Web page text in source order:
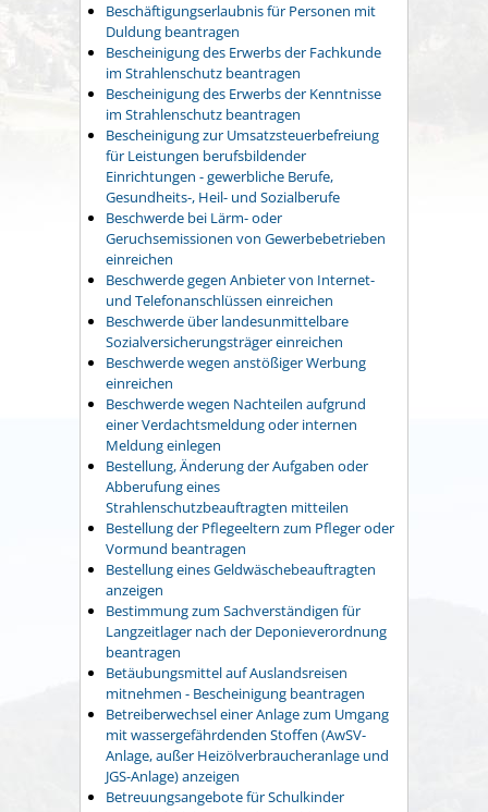
Beschäftigungserlaubnis für Personen mit
Duldung beantragen
Bescheinigung des Erwerbs der Fachkunde
im Strahlenschutz beantragen
Bescheinigung des Erwerbs der Kenntnisse
im Strahlenschutz beantragen
Bescheinigung zur Umsatzsteuerbefreiung
für Leistungen berufsbildender
Einrichtungen - gewerbliche Berufe,
Gesundheits-, Heil- und Sozialberufe
Beschwerde bei Lärm- oder
Geruchsemissionen von Gewerbebetrieben
einreichen
Beschwerde gegen Anbieter von Internet-
und Telefonanschlüssen einreichen
Beschwerde über landesunmittelbare
Sozialversicherungsträger einreichen
Beschwerde wegen anstößiger Werbung
einreichen
Beschwerde wegen Nachteilen aufgrund
einer Verdachtsmeldung oder internen
Meldung einlegen
Bestellung, Änderung der Aufgaben oder
Abberufung eines
Strahlenschutzbeauftragten mitteilen
Bestellung der Pflegeeltern zum Pfleger oder
Vormund beantragen
Bestellung eines Geldwäschebeauftragten
anzeigen
Bestimmung zum Sachverständigen für
Langzeitlager nach der Deponieverordnung
beantragen
Betäubungsmittel auf Auslandsreisen
mitnehmen - Bescheinigung beantragen
Betreiberwechsel einer Anlage zum Umgang
mit wassergefährdenden Stoffen (AwSV-
Anlage, außer Heizölverbraucheranlage und
JGS-Anlage) anzeigen
Betreuungsangebote für Schulkinder